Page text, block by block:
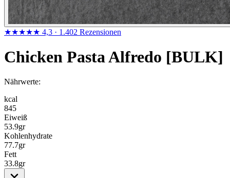
★★★★★ 4,3 · 1.402 Rezensionen
Chicken Pasta Alfredo [BULK]
Nährwerte:
kcal
845
Eiweiß
53.9gr
Kohlenhydrate
77.7gr
Fett
33.8gr